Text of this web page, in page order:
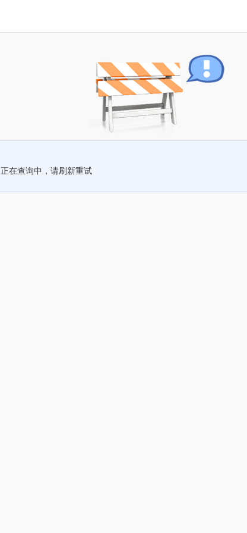
正在查询中，请刷新重试